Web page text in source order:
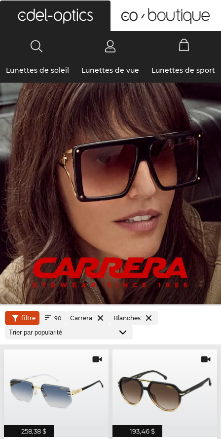
Lunettes de soleil Lunettes de vue Lunettes de sport
filtre 90 Carrera Blanches
258,38 $ 193,46 $